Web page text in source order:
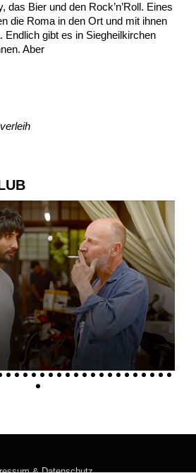
Bier und den Rock’n’Roll. Eines
die Roma in den Ort und mit ihnen
Endlich gibt es in Siegheilkirchen
Aber